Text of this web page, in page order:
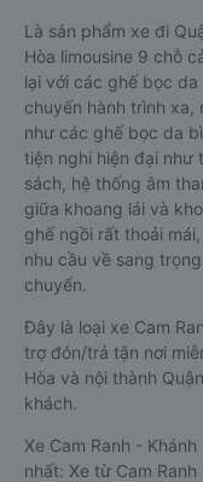
Là sản phẩm xe đi
Hòa limousine 9 chỗ
lại với các ghế bọc
chuyến hành trình xa,
như các ghế bọc da
tiện nghi hiện đại như
sách, hệ thống âm
giữa khoang lái và
ghế ngồi rất thoải
nhu cầu về sang
chuyển.
Đây là loại xe Cam
trợ đón/trả tận nơi
Hòa và nội thành
khách.
Xe Cam Ranh -
nhất: Xe từ Cam